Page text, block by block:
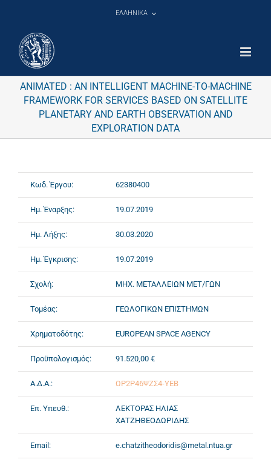
ΕΛΛΗΝΙΚΑ
ANIMATED : AN INTELLIGENT MACHINE-TO-MACHINE
FRAMEWORK FOR SERVICES BASED ON SATELLITE
PLANETARY AND EARTH OBSERVATION AND
EXPLORATION DATA
Κωδ. Έργου: 62380400
Ημ. Έναρξης: 19.07.2019
Ημ. Λήξης: 30.03.2020
Ημ. Έγκρισης: 19.07.2019
Σχολή: ΜΗΧ. ΜΕΤΑΛΛΕΙΩΝ ΜΕΤ/ΓΩΝ
Τομέας: ΓΕΩΛΟΓΙΚΩΝ ΕΠΙΣΤΗΜΩΝ
Χρηματοδότης: EUROPEAN SPACE AGENCY
Προϋπολογισμός: 91.520,00 €
Α.Δ.Α.: ΩΡ2Ρ46ΨΖΣ4-ΥΕΒ
Επ. Υπευθ.:
ΛΕΚΤΟΡΑΣ ΗΛΙΑΣ
ΧΑΤΖΗΘΕΟΔΩΡΙΔΗΣ
Email: e.chatzitheodoridis@metal.ntua.gr